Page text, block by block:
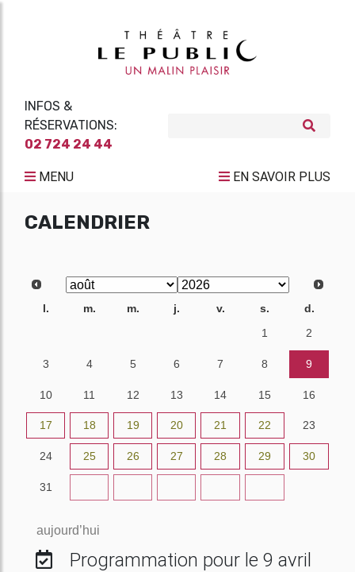
INFOS &
RÉSERVATIONS:
02 724 24 44
MENU EN SAVOIR PLUS
CALENDRIER
l. m. m. j. v. s.
d.
1 2
3 4 5 6 7 8 9
10 11 12 13 14 15 16
17 18 19 20 21 22 23
24 25 26 27 28 29 30
31
aujourd’hui
Programmation pour le 9 avril